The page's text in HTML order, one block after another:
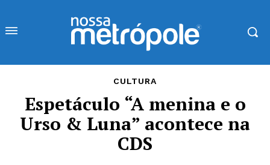
CULTURA
Espetáculo “A menina e o
Urso & Luna” acontece na
CDS